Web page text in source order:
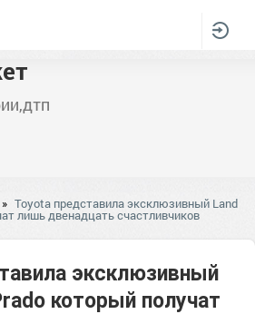
» Toyota представила эксклюзивный Land
лишь двенадцать счастливчиков
эксклюзивный
который получат